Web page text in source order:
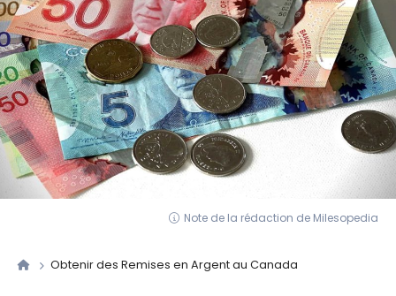
Note de la rédaction de Milesopedia
Obtenir des Remises en Argent au Canada